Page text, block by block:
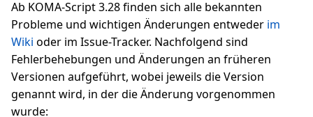
Ab KOMA-Script 3.28 finden sich alle bekannten
Probleme und wichtigen Änderungen entweder im
Wiki oder im Issue-Tracker. Nachfolgend sind
Fehlerbehebungen und Änderungen an früheren
Versionen aufgeführt, wobei jeweils die Version
genannt wird, in der die Änderung vorgenommen
wurde: